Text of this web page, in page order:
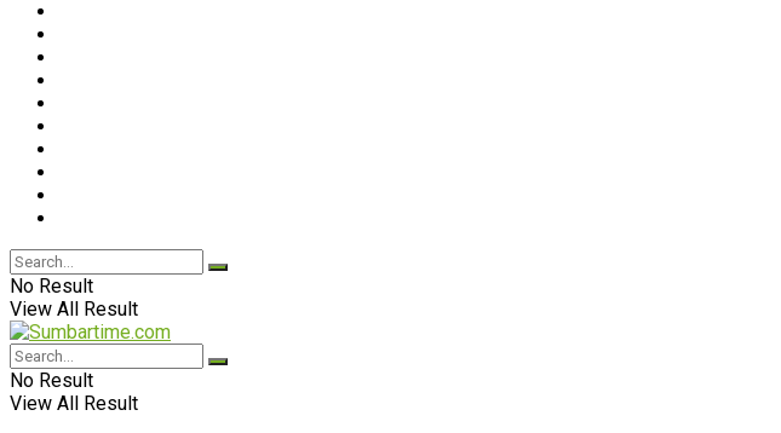
No Result
View All Result
No Result
View All Result